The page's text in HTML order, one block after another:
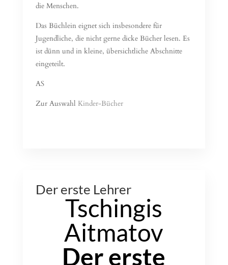
die Menschen.
Das Büchlein eignet sich insbesondere für
Jugendliche, die nicht gerne dicke Bücher lesen. Es
ist dünn und in kleine, übersichtliche Abschnitte
eingeteilt.
AS
Zur Auswahl Kinder-Bücher
Der erste Lehrer
Tschingis
Aitmatov
Der erste